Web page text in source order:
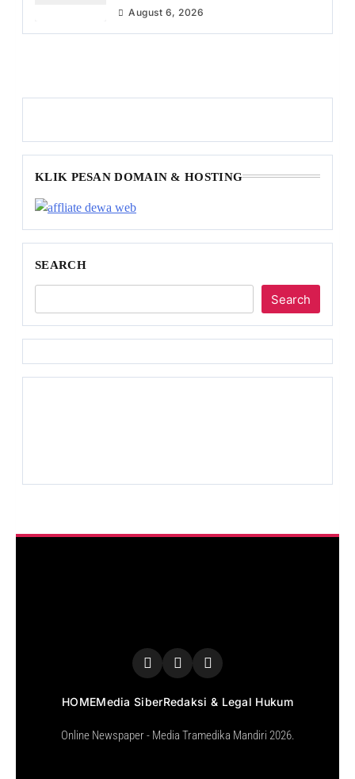
August 6, 2026
KLIK PESAN DOMAIN & HOSTING
SEARCH
Search
HOMEMedia SiberRedaksi & Legal Hukum
Online Newspaper - Media Tramedika Mandiri 2026.